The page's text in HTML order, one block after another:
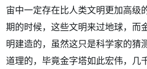
宙中一定存在比人类文明更加高级
期的时候，这些文明来过地球，而
明建造的，虽然这只是科学家的猜
道理的，毕竟金字塔如此宏伟，几